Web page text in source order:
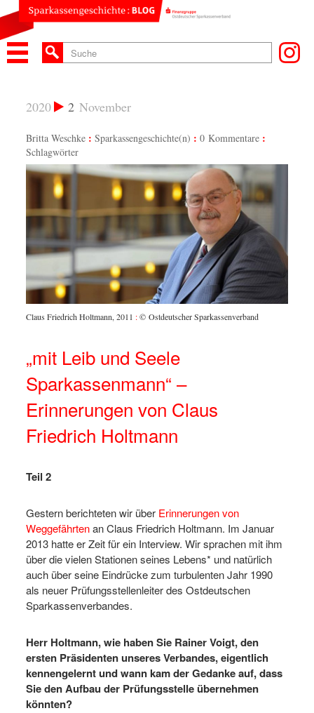
2 November
2020
Britta Weschke Sparkassengeschichte(n)
0 Kommentare
Schlagwörter
Claus Friedrich Holtmann, 2011 :© Ostdeutscher Sparkassenverband
„mit Leib und Seele
Sparkassenmann“ –
Erinnerungen von Claus
Friedrich Holtmann
Teil 2
Gestern berichteten wir über Erinnerungen von
Weggefährtenan Claus Friedrich Holtmann. Im Januar
2013 hatte er Zeit für ein Interview. Wir sprachen mit ihm
über die vielen Stationen seines Lebens* und natürlich
auch über seine Eindrücke zum turbulenten Jahr 1990
als neuer Prüfungsstellenleiter des Ostdeutschen
Sparkassenverbandes.
Herr Holtmann, wie haben Sie Rainer Voigt, den
ersten Präsidenten unseres Verbandes, eigentlich
kennengelernt und wann kam der Gedanke auf, dass
Sie den Aufbau der Prüfungsstelle übernehmen
könnten?